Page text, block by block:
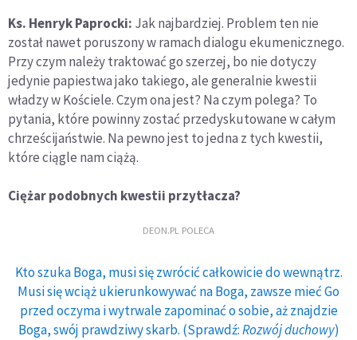
Ks. Henryk Paprocki: Jak najbardziej. Problem ten nie
został nawet poruszony w ramach dialogu ekumenicznego.
Przy czym należy traktować go szerzej, bo nie dotyczy
jedynie papiestwa jako takiego, ale generalnie kwestii
władzy w Kościele. Czym ona jest? Na czym polega? To
pytania, które powinny zostać przedyskutowane w całym
chrześcijaństwie. Na pewno jest to jedna z tych kwestii,
które ciągle nam ciążą.
Ciężar podobnych kwestii przytłacza?
DEON.PL POLECA
Kto szuka Boga, musi się zwrócić całkowicie do wewnątrz.
Musi się wciąż ukierunkowywać na Boga, zawsze mieć Go
przed oczyma i wytrwale zapominać o sobie, aż znajdzie
Boga, swój prawdziwy skarb. (Sprawdź:Rozwój duchowy)